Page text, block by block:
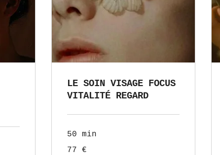
LE SOIN VISAGE FOCUS
VITALITÉ REGARD
50 min
euros
77 €